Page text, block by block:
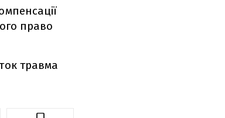
право
травма